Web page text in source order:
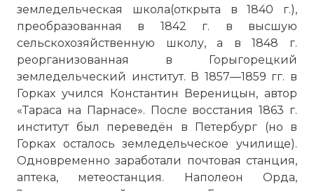
земледельческая школа(открыта в 1840 г.),
преобразованная в 1842 г. в высшую
сельскохозяйственную школу, а в 1848 г.
реорганизованная в Горыгорецкий
земледельческий институт. В 1857—1859 гг. в
Горках учился Константин Вереницын, автор
«Тараса на Парнасе». После восстания 1863 г.
институт был переведён в Петербург (но в
Горках осталось земледельческое училище).
Одновременно заработали почтовая станция,
аптека, метеостанция. Наполеон Орда,